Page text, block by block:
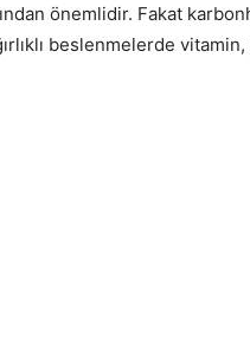
önemlidir. Fakat
beslenmelerde